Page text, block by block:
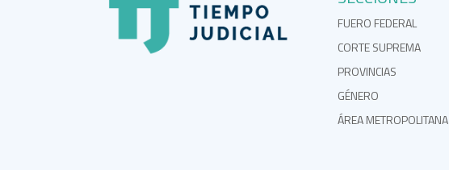
FUERO FEDERAL
CORTE SUPREMA
PROVINCIAS
GÉNERO
ÁREA METROPOLITANA